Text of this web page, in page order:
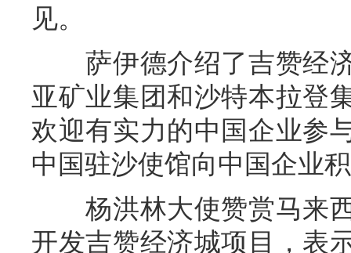
见。
萨伊德介绍了吉赞经济
亚矿业集团和沙特本拉登
欢迎有实力的中国企业参
中国驻沙使馆向中国企业
杨洪林大使赞赏马来西
开发吉赞经济城项目，表